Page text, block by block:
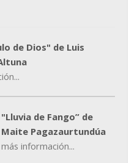
de Dios" de Luis
"Lluvia de Fango” de
Maite Pagazaurtundúa
más información...